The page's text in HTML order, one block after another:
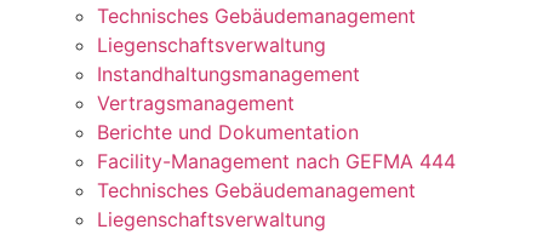
Technisches Gebäudemanagement
Liegenschaftsverwaltung
Instandhaltungsmanagement
Vertragsmanagement
Berichte und Dokumentation
Facility-Management nach GEFMA 444
Technisches Gebäudemanagement
Liegenschaftsverwaltung